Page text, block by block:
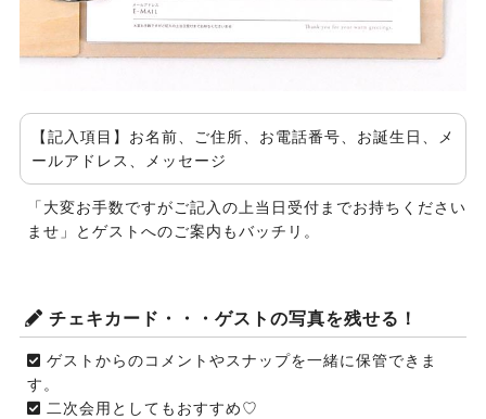
【記入項目】お名前、ご住所、お電話番号、お誕生日、メ
ールアドレス、メッセージ
「大変お手数ですがご記入の上当日受付までお持ちください
ませ」とゲストへのご案内もバッチリ。
チェキカード・・・ゲストの写真を残せる！
ゲストからのコメントやスナップを一緒に保管できま
す。
二次会用としてもおすすめ♡